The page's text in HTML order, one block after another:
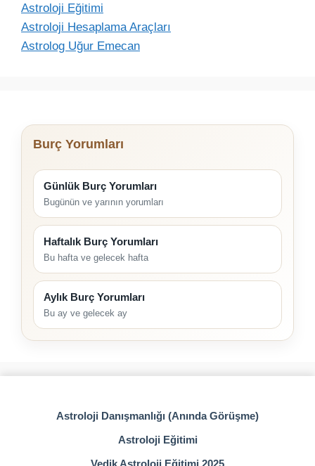
Astroloji Eğitimi
Astroloji Hesaplama Araçları
Astrolog Uğur Emecan
Burç Yorumları
Günlük Burç Yorumları
Bugünün ve yarının yorumları
Haftalık Burç Yorumları
Bu hafta ve gelecek hafta
Aylık Burç Yorumları
Bu ay ve gelecek ay
Astroloji Danışmanlığı (Anında Görüşme)
Astroloji Eğitimi
Vedik Astroloji Eğitimi 2025